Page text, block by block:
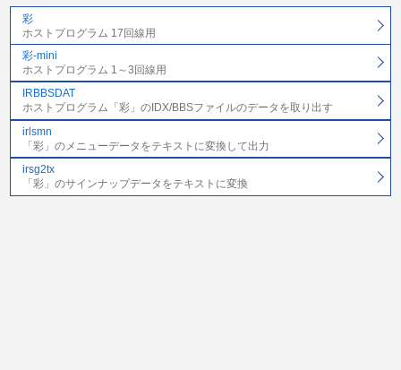
彩
ホストプログラム 17回線用
彩-mini
ホストプログラム 1～3回線用
IRBBSDAT
ホストプログラム「彩」のIDX/BBSファイルのデータを取り出す
irlsmn
「彩」のメニューデータをテキストに変換して出力
irsg2tx
「彩」のサインナップデータをテキストに変換